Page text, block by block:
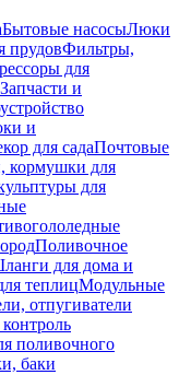
Бытовые насосыЛюки
прудовФильтры,
для
Запчасти и
и
для садаПочтовые
кормушки для
для
Поливочное
для дома и
теплицМодульные
отпугиватели
поливочного
баки